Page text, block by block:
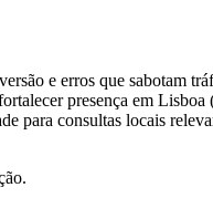
e erros que sabotam
presença em
consultas locais